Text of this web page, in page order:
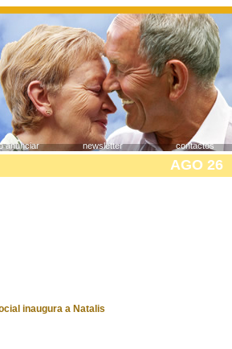
anunciar newsletter contactos
AGO 26
inaugura a Natalis